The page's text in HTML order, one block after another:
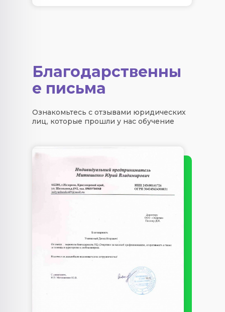
Благодарственны
е письма
Ознакомьтесь с отзывами юридических
лиц, которые прошли у нас обучение